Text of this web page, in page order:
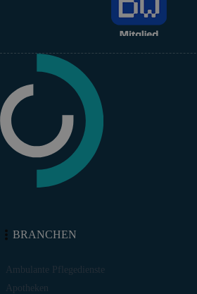
BRANCHEN
Ambulante Pflegedienste
Apotheken